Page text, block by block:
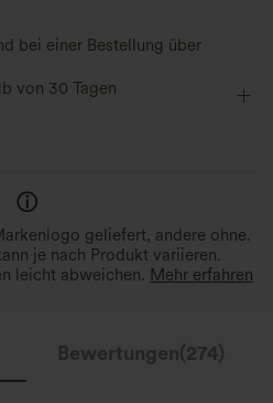
Weich und glänzend
BH Rundhalsausschnitt
Unter der Brust
bei einer Bestellung über
von 30 Tagen
geliefert, andere ohne.
je nach Produkt variieren.
leicht abweichen. Mehr erfahren
Bewertungen(274)